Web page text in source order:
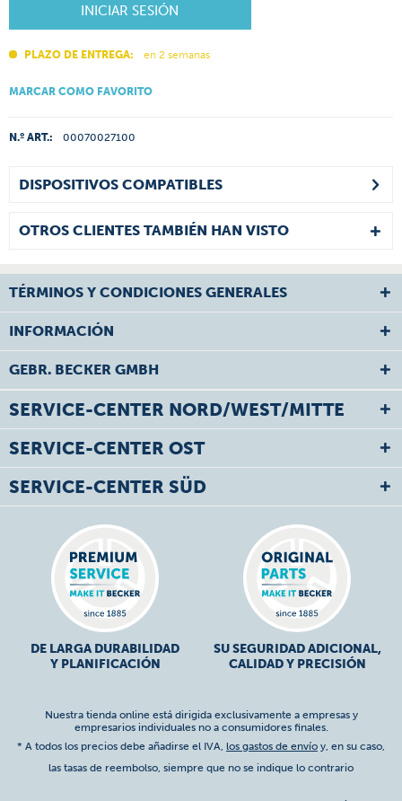
INICIAR SESIÓN
PLAZO DE ENTREGA: en 2 semanas
MARCAR COMO FAVORITO
N.º ART.: 00070027100
DISPOSITIVOS COMPATIBLES
OTROS CLIENTES TAMBIÉN HAN VISTO
TÉRMINOS Y CONDICIONES GENERALES
INFORMACIÓN
GEBR. BECKER GMBH
SERVICE-CENTER NORD/WEST/MITTE
SERVICE-CENTER OST
SERVICE-CENTER SÜD
DE LARGA DURABILIDAD
Y PLANIFICACIÓN
SU SEGURIDAD ADICIONAL,
CALIDAD Y PRECISIÓN
Nuestra tienda online está dirigida exclusivamente a empresas y
empresarios individuales no a consumidores finales.
* A todos los precios debe añadirse el IVA, los gastos de envío y, en su caso,
las tasas de reembolso, siempre que no se indique lo contrario